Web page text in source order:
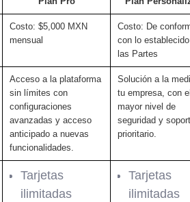
Costo: $5,000 MXN
mensual
Costo: De
con lo
las Partes
Acceso a la plataforma
sin límites con
configuraciones
avanzadas y acceso
anticipado a nuevas
funcionalidades.
Solución a la
tu empresa, con
mayor nivel de
seguridad y
prioritario.
Tarjetas
ilimitadas
Tarjetas
ilimitadas